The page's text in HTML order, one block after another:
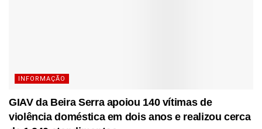
INFORMAÇÃO
GIAV da Beira Serra apoiou 140 vítimas de
violência doméstica em dois anos e realizou cerca